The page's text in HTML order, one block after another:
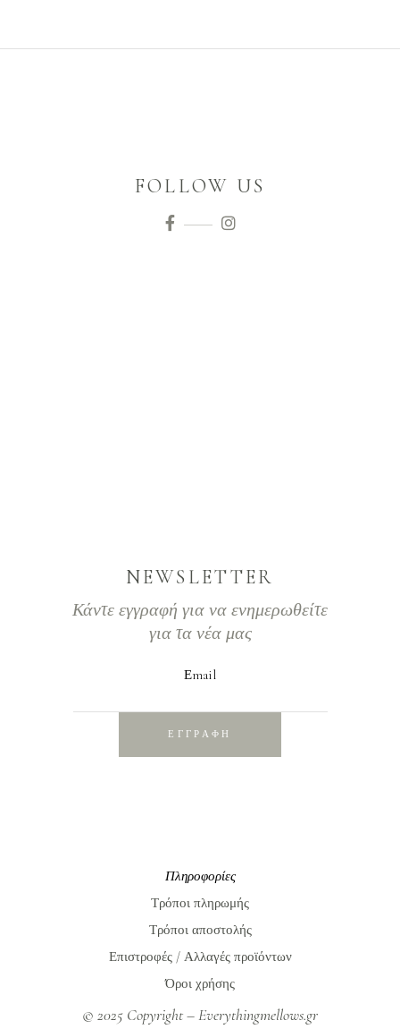
FOLLOW US
NEWSLETTER
Κάντε εγγραφή για να ενημερωθείτε
για τα νέα μας
Εmail
ΕΓΓΡΑΦΗ
Πληροφορίες
Τρόποι πληρωμής
Τρόποι αποστολής
Επιστροφές / Αλλαγές προϊόντων
Όροι χρήσης
© 2025 Copyright – Everythingmellows.gr